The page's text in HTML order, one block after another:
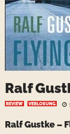
Ralf
REVIEW VERLOSUNG
Ralf Gustke –